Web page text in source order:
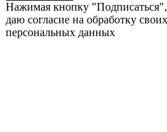
Нажимая кнопку
даю согласие на обработку своих
персональных данных